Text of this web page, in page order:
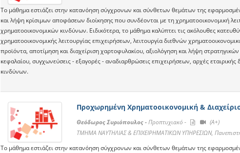
Το μάθημα εστιάζει στην κατανόηση σύγχρονων και σύνθετων θεμάτων της
και λήψη κρίσιμων αποφάσεων διοίκησης που συνδέονται με τη χρηματοοικονομική
χρηματοοικονομικών κινδύνων. Ειδικότερα, το μάθημα καλύπτει τις ακόλουθες
χρηματοοικονομικής λειτουργίας επιχειρήσεων, λειτουργία διεθνών
προϊόντα, αποτίμηση και διαχείριση χαρτοφυλακίου, αξιολόγηση και λήψη
κεφαλαίου, συγχωνεύσεις - εξαγορές - αναδιαρθρώσεις επιχειρήσεων, αρχές
κινδύνων.
Προχωρημένη Χρηματοοικονομική &
Θεόδωρος Συριόπουλος -Προπτυχιακό -
(A+)
ΤΜΗΜΑ ΝΑΥΤΗΛΙΑΣ & ΕΠΙΧΕΙΡΗΜΑΤΙΚΩΝ ΥΠΗΡΕΣΙΩΝ,
Το μάθημα εστιάζει στην κατανόηση σύγχρονων και σύνθετων θεμάτων της